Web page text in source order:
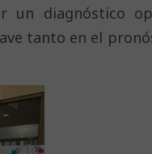
un diagnóstico
tanto en el